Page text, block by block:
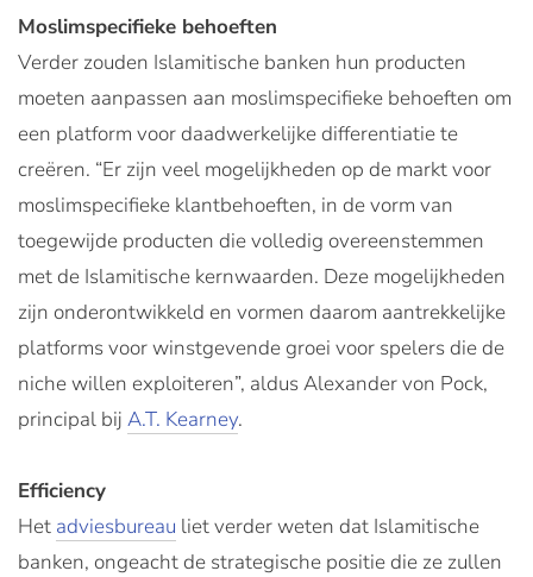
Moslimspecifieke behoeften
Verder zouden Islamitische banken hun producten
moeten aanpassen aan moslimspecifieke behoeften om
een platform voor daadwerkelijke differentiatie te
creëren. “Er zijn veel mogelijkheden op de markt voor
moslimspecifieke klantbehoeften, in de vorm van
toegewijde producten die volledig overeenstemmen
met de Islamitische kernwaarden. Deze mogelijkheden
zijn onderontwikkeld en vormen daarom aantrekkelijke
platforms voor winstgevende groei voor spelers die de
niche willen exploiteren”, aldus Alexander von Pock,
principal bij A.T. Kearney.
Efficiency
Het adviesbureau liet verder weten dat Islamitische
banken, ongeacht de strategische positie die ze zullen